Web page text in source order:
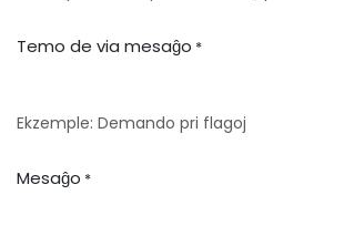
Temo de via mesaĝo *
Ekzemple: Demando pri flagoj
Mesaĝo *